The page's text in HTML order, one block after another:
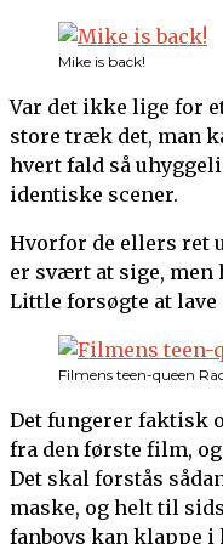
Mike is back!
Var det ikke lige for
store træk det, man
hvert fald så
identiske scener.
Hvorfor de ellers ret
er svært at sige, men
Little forsøgte at
Filmens teen-queen
Det fungerer faktisk
fra den første film,
Det skal forstås
maske, og helt til
fanboys kan klappe i